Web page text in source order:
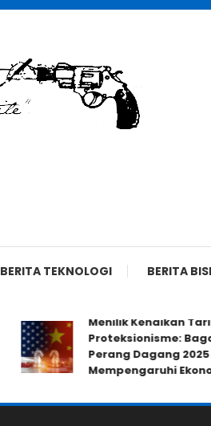
BERITA TEKNOLOGI BERITA
Menilik Kenaikan Tariff
Proteksionisme:
Perang Dagang 2025
Mempengaruhi Ekonomi